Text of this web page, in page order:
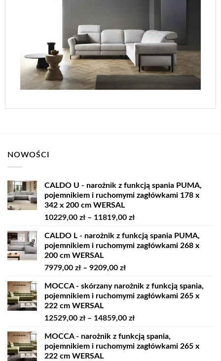
NOWOŚCI
CALDO U - narożnik z funkcją spania PUMA,
pojemnikiem i ruchomymi zagłówkami 178 x
342 x 200 cm WERSAL
10229,00 zł – 11819,00 złZakres
od
10229,00 zł
CALDO L - narożnik z funkcją spania PUMA,
pojemnikiem i ruchomymi zagłówkami 268 x
200 cm WERSAL
7979,00 zł – 9209,00 złZakres
od
7979,00 zł
9209,00 zł
MOCCA - skórzany narożnik z funkcją spania,
pojemnikiem i ruchomymi zagłówkami 265 x
222 cm WERSAL
12529,00 zł – 14859,00 złZakres
od
12529,00 zł
MOCCA - narożnik z funkcją spania,
pojemnikiem i ruchomymi zagłówkami 265 x
222 cm WERSAL